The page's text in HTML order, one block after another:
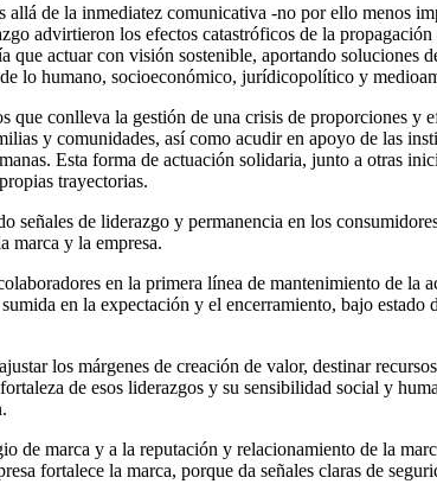
de la inmediatez comunicativa -no por ello menos
advirtieron los efectos catastróficos de la
actuar con visión sostenible, aportando soluciones
lo humano, socioeconómico, jurídicopolítico y
que conlleva la gestión de una crisis de proporciones y
y comunidades, así como acudir en apoyo de las
Esta forma de actuación solidaria, junto a otras
trayectorias.
señales de liderazgo y permanencia en los
marca y la empresa.
en la primera línea de mantenimiento de
en la expectación y el encerramiento, bajo
los márgenes de creación de valor, destinar
de esos liderazgos y su sensibilidad social y
de marca y a la reputación y relacionamiento de la
fortalece la marca, porque da señales claras de